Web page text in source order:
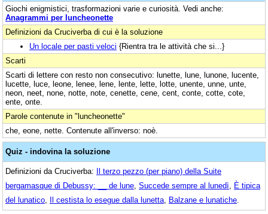
Giochi enigmistici, trasformazioni varie e curiosità. Vedi anche:
Anagrammi per luncheonette
Definizioni da Cruciverba di cui è la soluzione
Un locale per pasti veloci {Rientra tra le attività che si...}
Scarti
Scarti di lettere con resto non consecutivo: lunette, lune, lunone, lucente,
lucette, luce, leone, lenee, lene, lente, lette, lotte, unente, unne, unte,
neon, neet, none, notte, note, cenette, cene, cent, conte, cotte, cote,
ente, onte.
Parole contenute in "luncheonette"
che, eone, nette. Contenute all'inverso: noè.
Quiz - indovina la soluzione
Definizioni da Cruciverba: Il terzo pezzo (per piano) della Suite
bergamasque di Debussy: __ de lune Succede sempre al lunedì
È tipica
del lunatico Il cestista lo esegue dalla lunetta Balzane e lunatiche